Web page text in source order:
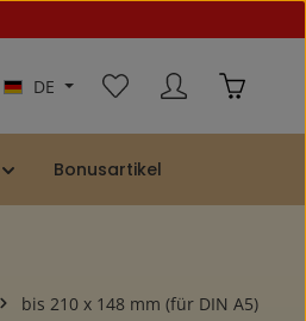
DE
Du hast 0 Produkte auf
Bonusartikel
bis 210 x 148 mm (für DIN A5)